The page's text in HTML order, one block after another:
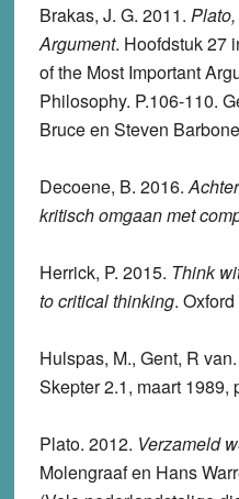
Brakas, J. G. 2011.
Argument. Hoofdstuk 27
of the Most Important
Philosophy. P.106-110.
Bruce en Steven
Decoene, B. 2016.
kritisch omgaan met
Herrick, P. 2015. Think
to critical thinking.
Hulspas, M., Gent, R
Skepter 2.1, maart 1989,
Plato. 2012. Verzameld
Molengraaf en Hans